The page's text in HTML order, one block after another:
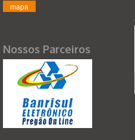
mapa
Nossos Parceiros